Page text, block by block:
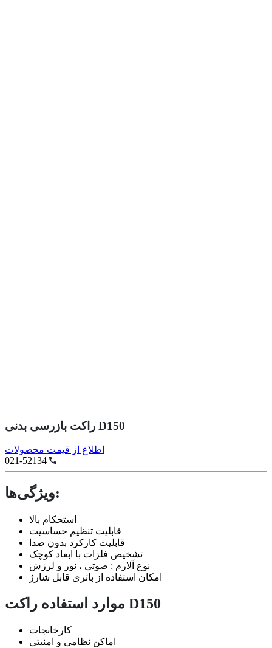
راکت بازرسی بدنی D150
اطلاع از قیمت محصولات
021-52134
ویژگی‌ها:
استحکام بالا
قابلیت تنظیم حساسیت
قابلیت کارکرد بدون صدا
تشخیص فلزات با ابعاد کوچک
نوع آلارم : صوتی ، نور و لرزش
امکان استفاده از باتری قابل شارژ
موارد استفاده راکت D150
کارخانجات
اماکن نظامی و امنیتی